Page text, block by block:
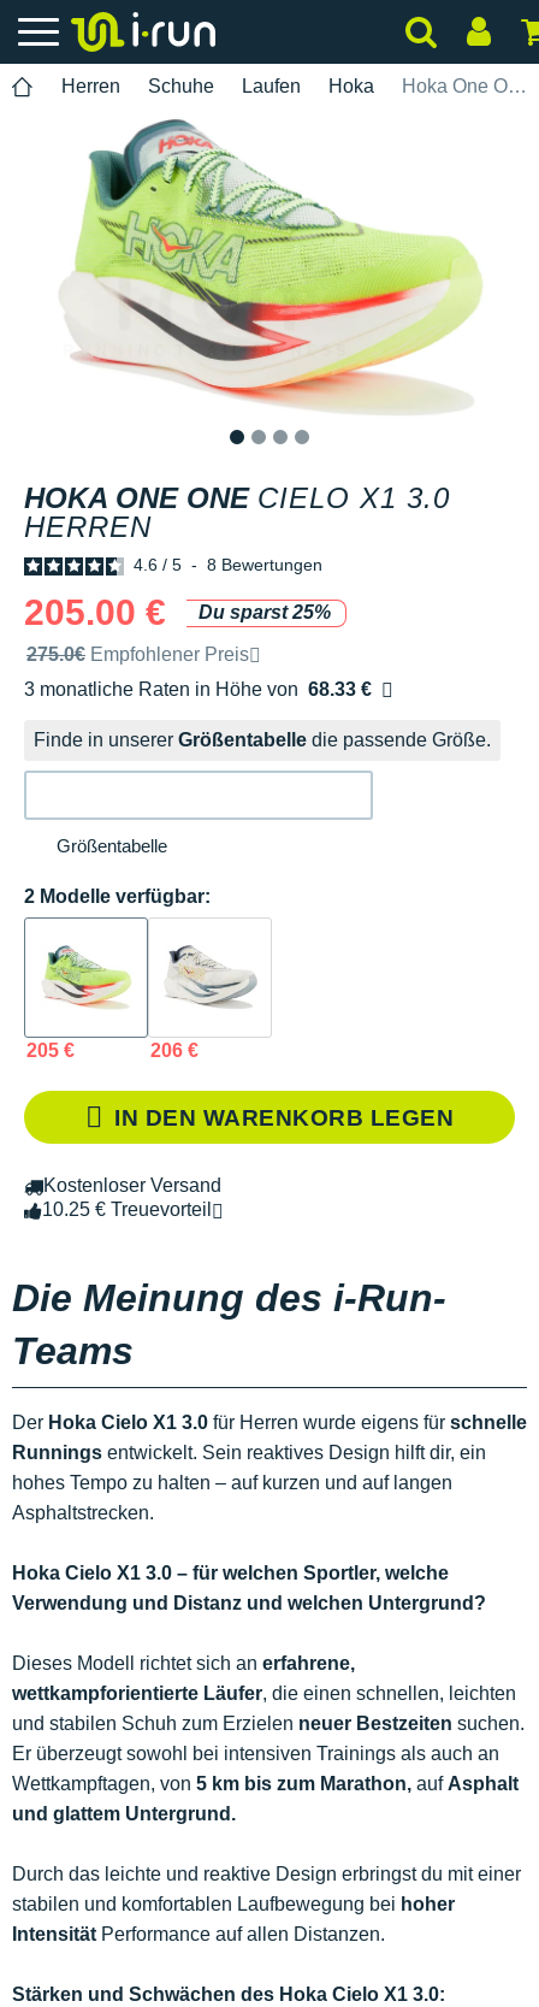
Herren Schuhe Laufen Hoka Hoka One One Cielo X1 3.0 Herren
HOKA ONE ONE CIELO X1 3.0
HERREN
4.6 / 5 - 8 Bewertungen
205.00 €
Du sparst 25%
Unverbindliche Preisempfehlung der Marke
275.0€ Empfohlener Preis
3 monatliche Raten in Höhe von 68.33 €
Ohne Zusatzkosten
Finde in unserer Größentabelle die passende Größe.
Größentabelle
2 Modelle verfügbar:
205 € 206 €
IN DEN WARENKORB LEGEN
Kostenloser Versand
10.25 € Treuevorteil
Die Meinung des i-Run-
Teams
Der Hoka Cielo X1 3.0 für Herren wurde eigens für schnelle
Runnings entwickelt. Sein reaktives Design hilft dir, ein
hohes Tempo zu halten – auf kurzen und auf langen
Asphaltstrecken.
Hoka Cielo X1 3.0 – für welchen Sportler, welche
Verwendung und Distanz und welchen Untergrund?
Dieses Modell richtet sich an erfahrene,
wettkampforientierte Läufer, die einen schnellen, leichten
und stabilen Schuh zum Erzielen neuer Bestzeiten suchen.
Er überzeugt sowohl bei intensiven Trainings als auch an
Wettkampftagen, von 5 km bis zum Marathon, auf Asphalt
und glattem Untergrund.
Durch das leichte und reaktive Design erbringst du mit einer
stabilen und komfortablen Laufbewegung bei hoher
Intensität Performance auf allen Distanzen.
Stärken und Schwächen des Hoka Cielo X1 3.0: